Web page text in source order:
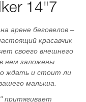
14"7
арене беговелов –
красавчик
своего внешнего
нем заложены.
ждать и стоит ли
малыша.
притягивает